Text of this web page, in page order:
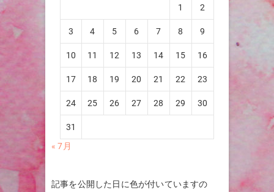
1 2
3 4 5 6 7 8 9
10 11 12 13 14 15 16
17 18 19 20 21 22 23
24 25 26 27 28 29 30
31
« 7月
記事を公開した日に色が付いていますの